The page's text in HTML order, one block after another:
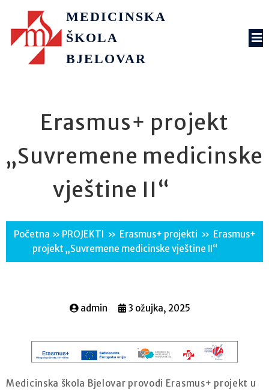
MEDICINSKA
ŠKOLA
BJELOVAR
Erasmus+ projekt
„Suvremene medicinske
vještine II“
Početna » PROJEKTI » Erasmus+ projekti » Erasmus+
projekt „Suvremene medicinske vještine II“
admin 3 ožujka, 2025
Medicinska škola Bjelovar provodi Erasmus+ projekt u